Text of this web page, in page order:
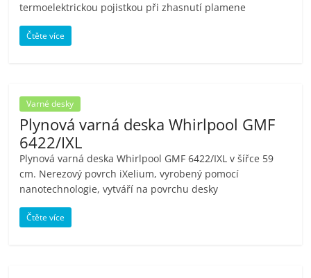
mobilní
kávovary,
bazény
Nejlepší
elektronika
porovnání
Elektro
termoelektrickou pojistkou při zhasnutí plamene
Čtěte více
Varné desky
Plynová varná deska Whirlpool GMF
6422/IXL
Plynová varná deska Whirlpool GMF 6422/IXL v šířce 59
cm. Nerezový povrch iXelium, vyrobený pomocí
nanotechnologie, vytváří na povrchu desky
Čtěte více